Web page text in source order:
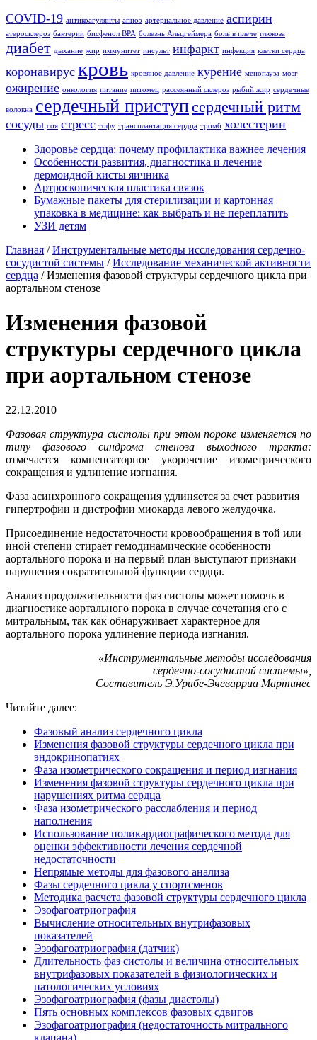
COVID-19 антикоагулянты апноэ артериальное давление аспирин
атеросклероз бактерии бисфенол BPA болезнь Альцгеймера боль в плече глюкоза
диабет дыхание жир иммунитет инсульт инфаркт инфекция клетки сердца
коронавирус кровь кровяное давление курение менопауза мозг
ожирение онкология питание питомец рассеянный склероз рыбий жир сердечные
волокна сердечный приступсердечный ритм
сосуды соя стресс тофу трансплантация сердца тромб холестерин
Здоровье сердца: почему профилактика важнее лечения
Особенности развития, диагностика и лечение
дермоидной кисты яичника
Артроскопическая пластика связок
Бумажные пакеты для стерилизации и картонная
упаковка в медицине: как выбрать и не переплатить
УЗИ детям
Главная /Инструментальные методы исследования сердечно-
сосудистой системы /Исследование механической активности
сердца /Изменения фазовой структуры сердечного цикла при
аортальном стенозе
Изменения фазовой
структуры сердечного цикла
при аортальном стенозе
22.12.2010
Фазовая структура систолы при этом пороке изменяется по
типу фазового синдрома стеноза выходного тракта:
отмечается компенсаторное укорочение изометрического
сокращения и удлинение изгнания.
Фаза асинхронного сокращения удлиняется за счет развития
гипертрофии и дистрофии миокарда левого желудочка.
Присоединение недостаточности кровообращения в той или
иной степени стирает гемодинамические особенности
аортального порока и на первый план выступают признаки
нарушения сократительной функции сердца.
Анализ продолжительности фаз систолы может помочь в
диагностике аортального порока в случае сочетания его с
митральным, так как обнаруживает характерное для
аортального порока удлинение периода изгнания.
«Инструментальные методы исследования
сердечно-сосудистой системы»,
Составитель Э.Урибе-Эчеварриа Мартинес
Читайте далее:
Фазовый анализ сердечного цикла
Изменения фазовой структуры сердечного цикла при
эндокринопатиях
Фаза изометрического сокращения и период изгнания
Изменения фазовой структуры сердечного цикла при
нарушениях ритма сердца
Фаза изометрического расслабления и период
наполнения
Использование поликардиографического метода для
оценки эффективности лечения сердечной
недостаточности
Непрямые методы для фазового анализа
Фазы сердечного цикла у спортсменов
Методика расчета фазовой структуры сердечного цикла
Эзофагоатриография
Вычисление относительных внутрифазовых
показателей
Эзофагоатриография (датчик)
Длительность фаз систолы и величина относительных
внутрифазовых показателей в физиологических и
патологических условиях
Эзофагоатриография (фазы диастолы)
Пять основных комплексов фазовых сдвигов
Эзофагоатриография (недостаточность митрального
клапана)